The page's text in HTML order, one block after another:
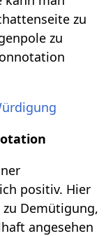
zu
zu
positiv. Hier
Demütigung,
angesehen